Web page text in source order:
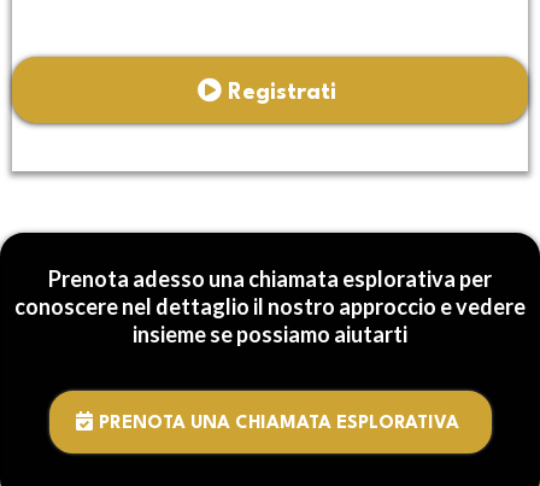
Registrati
Prenota adesso una chiamata esplorativa per
conoscere nel dettaglio il nostro approccio e vedere
insieme se possiamo aiutarti
PRENOTA UNA CHIAMATA ESPLORATIVA